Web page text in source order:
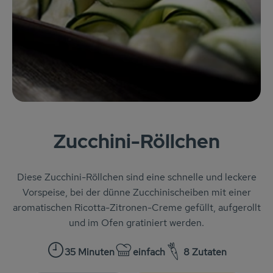
KARUSSELLE
Gutes aus Höhenberg
Obst & Gemüse
Kühlregal
Tiefkühlprodukte
Feinkost
Süßes & Snacks
Naturkost
Zucchini-Röllchen
Diese Zucchini-Röllchen sind eine schnelle und leckere
Vorspeise, bei der dünne Zucchinischeiben mit einer
aromatischen Ricotta-Zitronen-Creme gefüllt, aufgerollt
und im Ofen gratiniert werden.
Zubreitungszeit:
35 Minuten
Schwierigkeit:
einfach 8 Zutaten